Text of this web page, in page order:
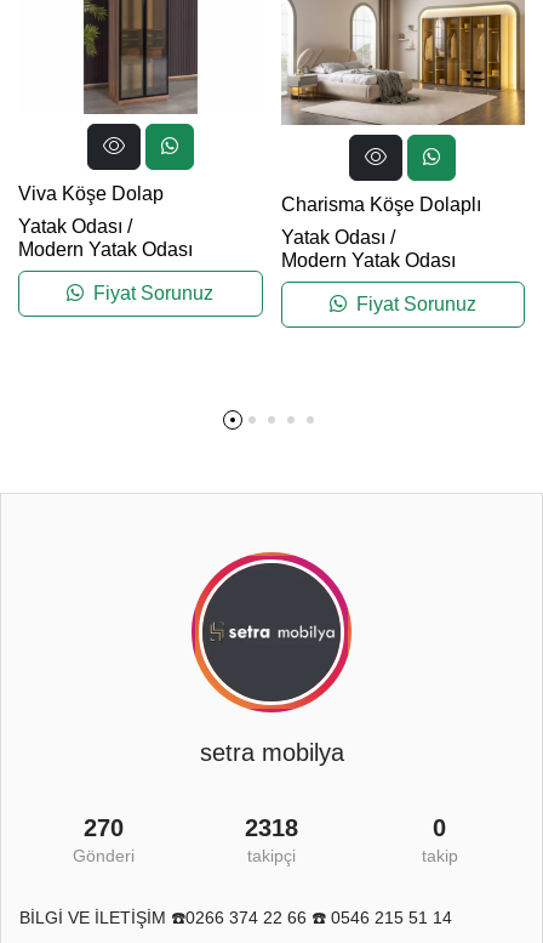
Viva Köşe Dolap
Yatak Odası /
Modern Yatak Odası
Fiyat Sorunuz
Charisma Köşe Dolaplı
Yatak Odası /
Modern Yatak Odası
Fiyat Sorunuz
setra mobilya
270
Gönderi
2318
takipçi
0
takip
BİLGİ VE İLETİŞİM ☎️0266 374 22 66 ☎️ 0546 215 51 14